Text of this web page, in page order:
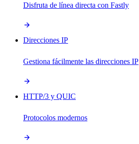
Disfruta de línea directa con Fastly
Direcciones IP
Gestiona fácilmente las direcciones IP
HTTP/3 y QUIC
Protocolos modernos